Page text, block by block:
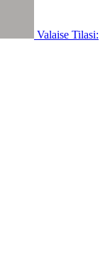
Valaise Tilasi: